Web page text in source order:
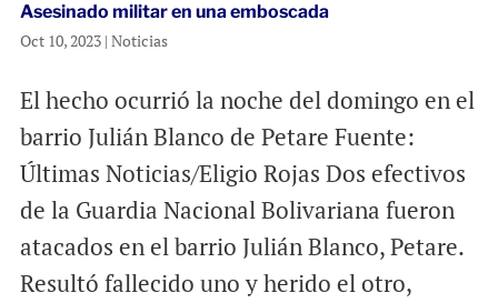
Asesinado militar en una emboscada
Oct 10, 2023| Noticias
El hecho ocurrió la noche del domingo en el
barrio Julián Blanco de Petare Fuente:
Últimas Noticias/Eligio Rojas Dos efectivos
de la Guardia Nacional Bolivariana fueron
atacados en el barrio Julián Blanco, Petare.
Resultó fallecido uno y herido el otro,